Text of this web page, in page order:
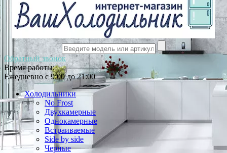
Обратный звонок
Время работы:
Ежедневно с 9:00 до 21:00
Холодильники
No Frost
Двухкамерные
Однокамерные
Встраиваемые
Side by side
Черные